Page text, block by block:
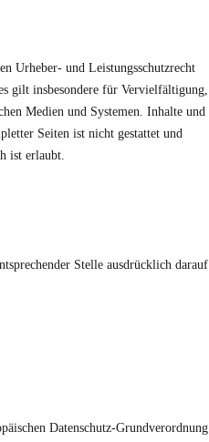
Urheber- und Leistungsschutzrecht
gilt insbesondere für Vervielfältigung,
Medien und Systemen. Inhalte und
Seiten ist nicht gestattet und
ist erlaubt.
Stelle ausdrücklich darauf
Datenschutz-Grundverordnung